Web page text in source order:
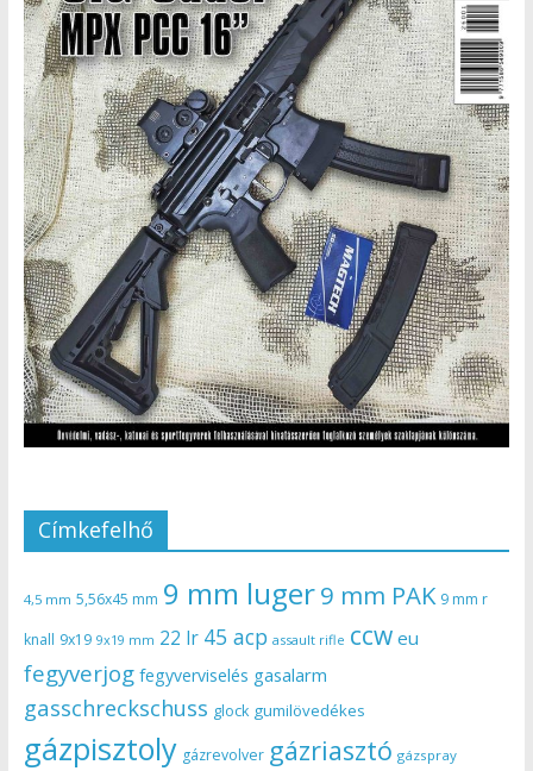
Címkefelhő
4,5 mm 5,56x45 mm 9 mm luger9 mm PAK 9 mm r
knall 9x19 9x19 mm 22 lr 45 acp assault rifle ccw eu
fegyverjog fegyverviselés gasalarm
gasschreckschuss glock gumilövedékes
gázpisztoly gázrevolver gázriasztó gázspray